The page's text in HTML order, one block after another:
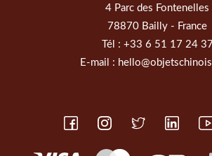
4 Parc des Fontenelles
78870 Bailly - France
Tél : +33 6 51 17 24 37
E-mail :